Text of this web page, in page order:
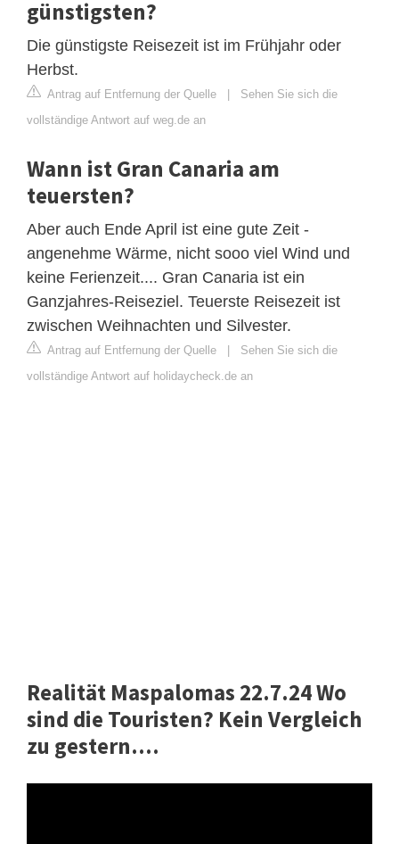
günstigsten?
Die günstigste Reisezeit ist im Frühjahr oder
Herbst.
Antrag auf Entfernung der Quelle
Sehen Sie sich die
vollständige Antwort auf weg.de an
Wann ist Gran Canaria am
teuersten?
Aber auch Ende April ist eine gute Zeit -
angenehme Wärme, nicht sooo viel Wind und
keine Ferienzeit.... Gran Canaria ist ein
Ganzjahres-Reiseziel. Teuerste Reisezeit ist
zwischen Weihnachten und Silvester.
Antrag auf Entfernung der Quelle
Sehen Sie sich die
vollständige Antwort auf holidaycheck.de an
Realität Maspalomas 22.7.24 Wo
sind die Touristen? Kein Vergleich
zu gestern....